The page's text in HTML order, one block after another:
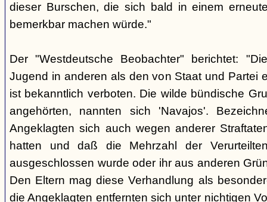
dieser Burschen, die sich bald in einem
bemerkbar machen würde."
Der "Westdeutsche Beobachter" berichtet:
Jugend in anderen als den von Staat und Partei
ist bekanntlich verboten. Die wilde bündische
angehörten, nannten sich 'Navajos'.
Angeklagten sich auch wegen anderer
hatten und daß die Mehrzahl der
ausgeschlossen wurde oder ihr aus anderen
Den Eltern mag diese Verhandlung als
die Angeklagten entfernten sich unter nichtigen